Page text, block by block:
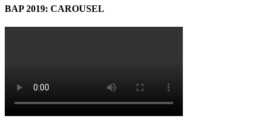
BAP 2019: CAROUSEL